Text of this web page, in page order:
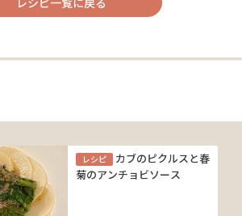
レシピ
カブのピクルスと春
菊のアンチョビソース